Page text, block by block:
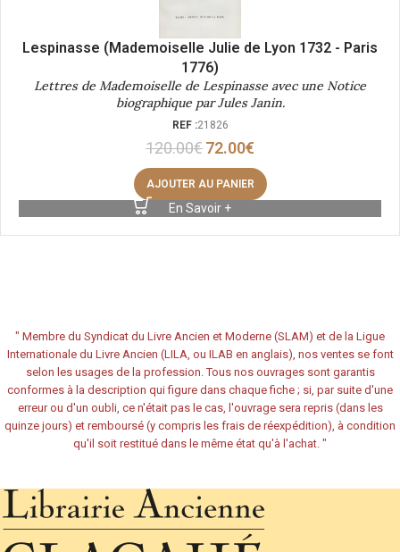
Lespinasse (Mademoiselle Julie de Lyon 1732 - Paris
1776)
Lettres de Mademoiselle de Lespinasse avec une Notice
biographique par Jules Janin.
REF :21826
120.00€72.00€
AJOUTER AU PANIER
En Savoir +
" Membre du Syndicat du Livre Ancien et Moderne (SLAM) et de la Ligue
Internationale du Livre Ancien (LILA, ou ILAB en anglais), nos ventes se font
selon les usages de la profession. Tous nos ouvrages sont garantis
conformes à la description qui figure dans chaque fiche ; si, par suite d'une
erreur ou d'un oubli, ce n'était pas le cas, l'ouvrage sera repris (dans les
quinze jours) et remboursé (y compris les frais de réexpédition), à condition
qu'il soit restitué dans le même état qu'à l'achat. "